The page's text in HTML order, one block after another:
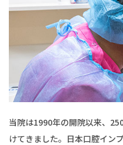
当院は1990年の開院以来、
けてきました。日本口腔イン